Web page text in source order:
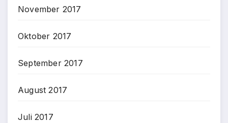
November 2017
Oktober 2017
September 2017
August 2017
Juli 2017